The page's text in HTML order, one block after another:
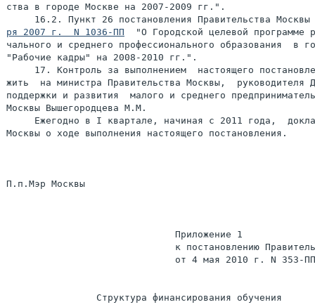
ства в городе Москве на 2007-2009 гг.".
16.2. Пункт 26 постановления Правительства
ря 2007 г.  N 1036-ПП
"О Городской целевой программе
чального и среднего профессионального образования  в
"Рабочие кадры" на 2008-2010 гг.".
17. Контроль за выполнением  настоящего
жить  на министра Правительства Москвы,  руководителя
поддержки и развития  малого и среднего
Москвы Вышегородцева М.М.
Ежегодно в I квартале, начиная с 2011 года,
Москвы о ходе выполнения настоящего постановления.
П.п.Мэр Москвы
                              Приложение 1
к постановлению
                              от 4 мая 2010 г. N 353-ПП
                Структура финансирования обучения